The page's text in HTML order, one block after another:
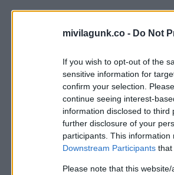
mivilagunk.co - Do Not
If you wish to opt-out of the
sensitive information for
confirm your selection.
continue seeing interest-
information disclosed to
further disclosure of your
participants. This
Downstream Participants that
Please note that this